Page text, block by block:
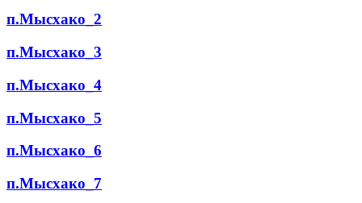
п.Мысхако_2
п.Мысхако_3
п.Мысхако_4
п.Мысхако_5
п.Мысхако_6
п.Мысхако_7